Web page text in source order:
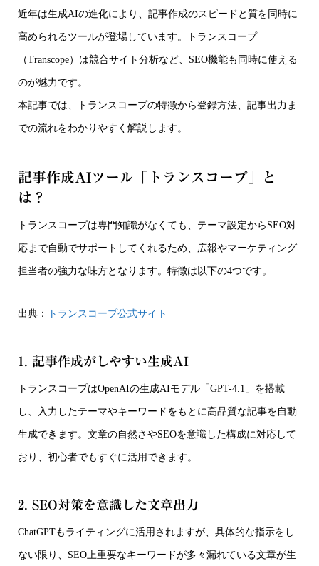
近年は生成AIの進化により、記事作成のスピードと質を同時に
高められるツールが登場しています。トランスコープ
（Transcope）は競合サイト分析など、SEO機能も同時に使える
のが魅力です。
本記事では、トランスコープの特徴から登録方法、記事出力ま
での流れをわかりやすく解説します。
記事作成AIツール「トランスコープ」と
は？
トランスコープは専門知識がなくても、テーマ設定からSEO対
応まで自動でサポートしてくれるため、広報やマーケティング
担当者の強力な味方となります。特徴は以下の4つです。
出典： トランスコープ公式サイト
1. 記事作成がしやすい生成AI
トランスコープはOpenAIの生成AIモデル「GPT-4.1」を搭載
し、入力したテーマやキーワードをもとに高品質な記事を自動
生成できます。文章の自然さやSEOを意識した構成に対応して
おり、初心者でもすぐに活用できます。
2. SEO対策を意識した文章出力
ChatGPTもライティングに活用されますが、具体的な指示をし
ない限り、SEO上重要なキーワードが多々漏れている文章が生